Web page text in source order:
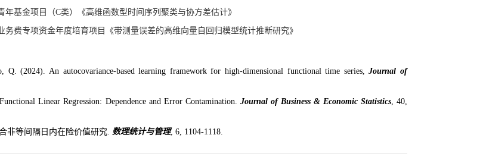
基金项目（C类）《高维函数型时间序列聚类与协方差估计》
务费专项资金年度培育项目《带测量误差的高维向量自回归模型统计推断研究》
(2024). An autocovariance-based learning framework for high-dimensional functional time series,Journal of
Linear Regression: Dependence and Error Contamination. Journal of Business & Economic Statistics, 40,
非等间隔日内在险价值研究. 数理统计与管理, 6, 1104-1118.